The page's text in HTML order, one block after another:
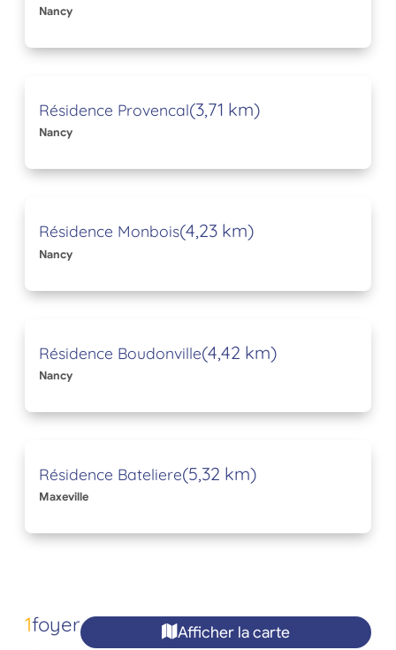
Nancy
Résidence Provencal(3,71 km)
Nancy
Résidence Monbois(4,23 km)
Nancy
Résidence Boudonville(4,42 km)
Nancy
Résidence Bateliere(5,32 km)
Maxeville
1foyer Afficher la carte